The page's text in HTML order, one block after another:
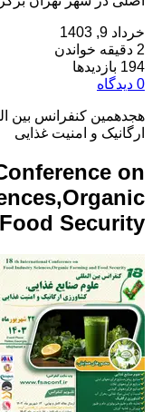
خرداد 9, 1403
2 دقیقه خواندن
194 بازدیدها
0 دیدگاه
هجدهمین کنفرانس بین
ارگانیک و امنیت غذایی
on
Security